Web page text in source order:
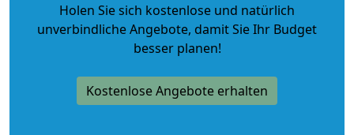
Holen Sie sich kostenlose und natürlich
unverbindliche Angebote, damit Sie Ihr Budget
besser planen!
Kostenlose Angebote erhalten